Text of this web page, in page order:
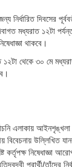
নির্ধারিত দিবসের
মধ্যরাত ১২টা
থাকবে।
১২টা থেকে ৩০ মে
এলাকায় আইনশৃঙ্খলা
বিবেচনায় উল্লিখিত
কর্তৃপক্ষ নিষেধাজ্ঞা
প্রার্থী/তাঁদের